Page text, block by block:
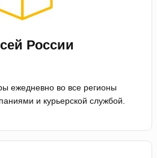
России
ежедневно во все регионы
и курьерской службой.